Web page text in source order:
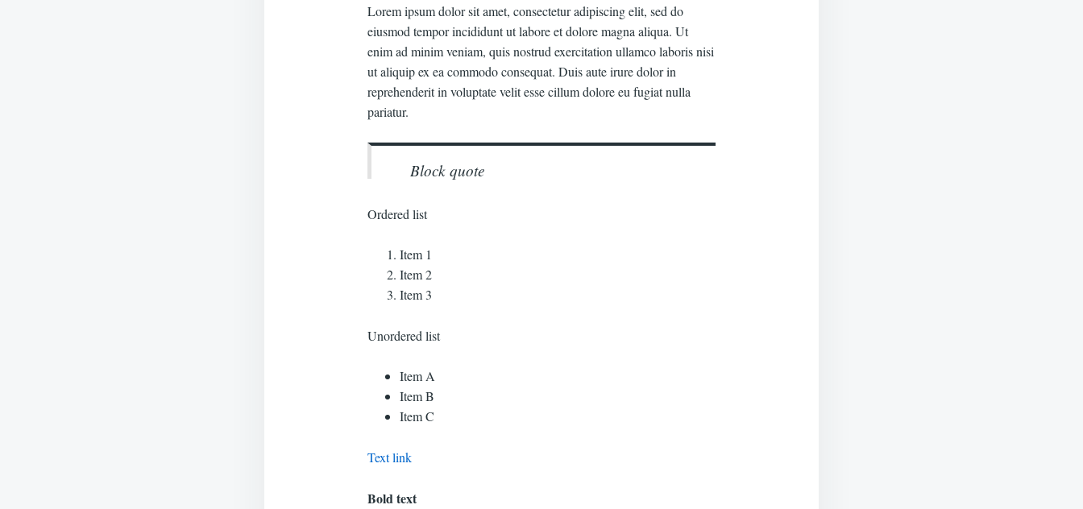
Lorem ipsum dolor sit amet, consectetur adipiscing elit, sed do
eiusmod tempor incididunt ut labore et dolore magna aliqua. Ut
enim ad minim veniam, quis nostrud exercitation ullamco laboris nisi
ut aliquip ex ea commodo consequat. Duis aute irure dolor in
reprehenderit in voluptate velit esse cillum dolore eu fugiat nulla
pariatur.
Block quote
Ordered list
Item 1
Item 2
Item 3
Unordered list
Item A
Item B
Item C
Text link
Bold text